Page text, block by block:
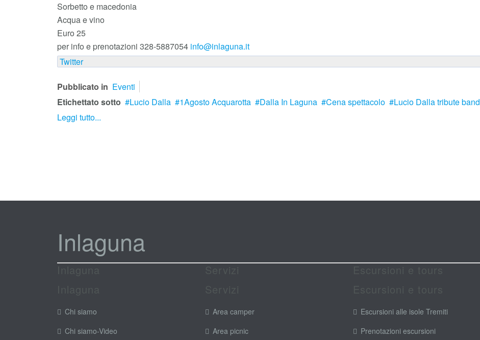
Sorbetto e macedonia
Acqua e vino
Euro 25
per info e prenotazioni 328-5887054 info@inlaguna.it
Twitter
Pubblicato in Eventi
Etichettato sotto
Lucio Dalla 1Agosto Acquarotta Dalla In Laguna Cena spettacolo
Lucio Dalla tribute band
Leggi tutto...
Inlaguna
Chi siamo
Chi siamo-Video
Area camper
Area picnic
Escursioni alle isole Tremiti
Prenotazioni escursioni